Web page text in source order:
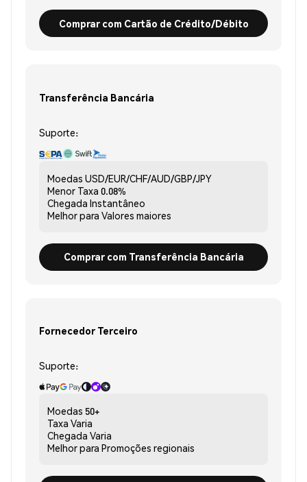
Comprar com Cartão de Crédito/Débito
Transferência Bancária
Suporte:
Moedas USD/EUR/CHF/AUD/GBP/JPY
Menor Taxa 0.08%
Chegada Instantâneo
Melhor para Valores maiores
Comprar com Transferência Bancária
Fornecedor Terceiro
Suporte:
Moedas 50+
Taxa Varia
Chegada Varia
Melhor para Promoções regionais